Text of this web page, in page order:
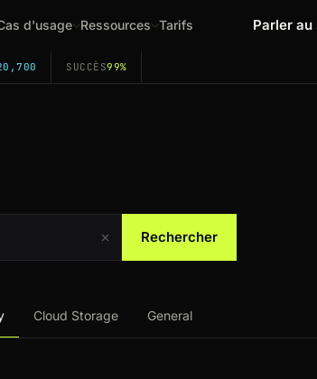
d'usage Ressources Tarifs Parler
SUCCÈS99%
Rechercher
Cloud Storage General